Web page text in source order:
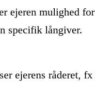
ejeren mulighed
specifik långiver.
ejerens råderet,